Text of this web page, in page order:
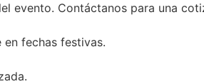
evento. Contáctanos para una
en fechas festivas.